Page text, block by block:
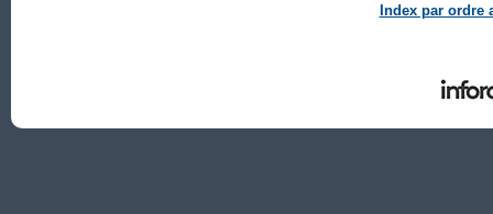
Index par ordre